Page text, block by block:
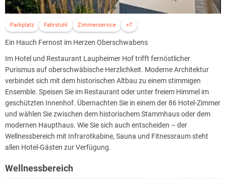
Parkplatz Fahrstuhl Zimmerservice +7
Ein Hauch Fernost im Herzen Oberschwabens
Im Hotel und Restaurant Laupheimer Hof trifft fernöstlicher
Purismus auf oberschwäbische Herzlichkeit. Moderne Architektur
verbindet sich mit dem historischen Altbau zu einem stimmigen
Ensemble. Speisen Sie im Restaurant oder unter freiem Himmel im
geschützten Innenhof. Übernachten Sie in einem der 86 Hotel-Zimmer
und wählen Sie zwischen dem historischem Stammhaus oder dem
modernen Haupthaus. Wie Sie sich auch entscheiden – der
Wellnessbereich mit Infrarotkabine, Sauna und Fitnessraum steht
allen Hotel-Gästen zur Verfügung.
Wellnessbereich